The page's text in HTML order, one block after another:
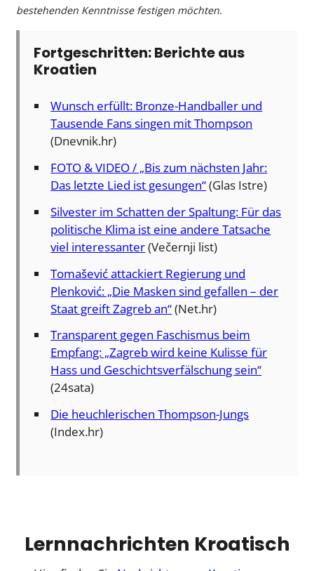
bestehenden Kenntnisse festigen möchten.
Fortgeschritten: Berichte aus
Kroatien
Wunsch erfüllt: Bronze-Handballer und
Tausende Fans singen mit Thompson
(Dnevnik.hr)
FOTO & VIDEO / „Bis zum nächsten Jahr:
Das letzte Lied ist gesungen“(Glas Istre)
Silvester im Schatten der Spaltung: Für das
politische Klima ist eine andere Tatsache
viel interessanter(Večernji list)
Tomašević attackiert Regierung und
Plenković: „Die Masken sind gefallen – der
Staat greift Zagreb an“(Net.hr)
Transparent gegen Faschismus beim
Empfang: „Zagreb wird keine Kulisse für
Hass und Geschichtsverfälschung sein“
(24sata)
Die heuchlerischen Thompson-Jungs
(Index.hr)
Lernnachrichten Kroatisch